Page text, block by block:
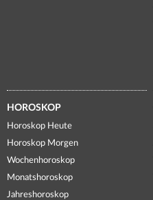
HOROSKOP
Horoskop Heute
Horoskop Morgen
Wochenhoroskop
Monatshoroskop
Jahreshoroskop